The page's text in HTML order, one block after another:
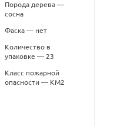
Порода дерева —
сосна
Фаска — нет
Количество в
упаковке — 23
Класс пожарной
опасности — КМ2